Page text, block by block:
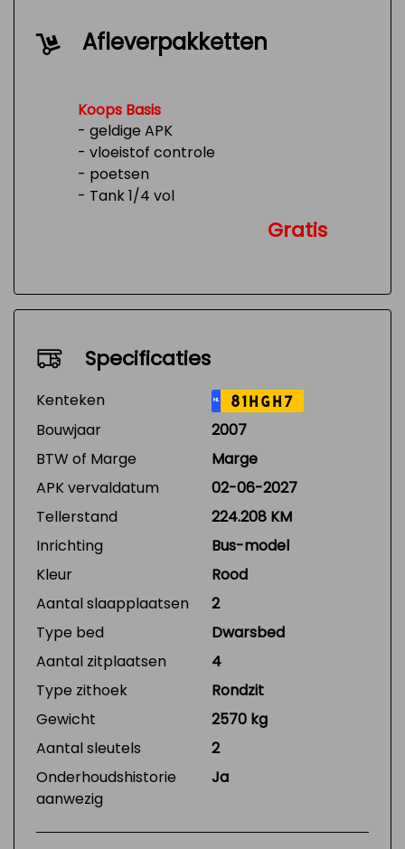
Afleverpakketten
Koops Basis
- geldige APK
- vloeistof controle
- poetsen
- Tank 1/4 vol
Gratis
Specificaties
Kenteken NL 81HGH7
Bouwjaar
2007
BTW of Marge
Marge
APK vervaldatum
02-06-2027
Tellerstand
224.208 KM
Inrichting
Bus-model
Kleur
Rood
Aantal slaapplaatsen
2
Type bed
Dwarsbed
Aantal zitplaatsen
4
Type zithoek
Rondzit
Gewicht
2570 kg
Aantal sleutels
2
Onderhoudshistorie
aanwezig
Ja